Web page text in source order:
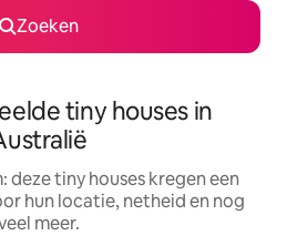
Zoeken
tiny houses in
deze tiny houses kregen een
hun locatie, netheid en nog
meer.